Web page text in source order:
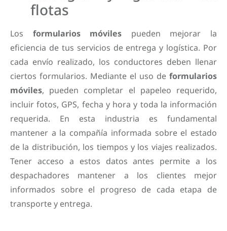
flotas
Los formularios móviles pueden mejorar la
eficiencia de tus servicios de entrega y logística. Por
cada envío realizado, los conductores deben llenar
ciertos formularios. Mediante el uso de formularios
móviles, pueden completar el papeleo requerido,
incluir fotos, GPS, fecha y hora y toda la información
requerida. En esta industria es fundamental
mantener a la compañía informada sobre el estado
de la distribución, los tiempos y los viajes realizados.
Tener acceso a estos datos antes permite a los
despachadores mantener a los clientes mejor
informados sobre el progreso de cada etapa de
transporte y entrega.